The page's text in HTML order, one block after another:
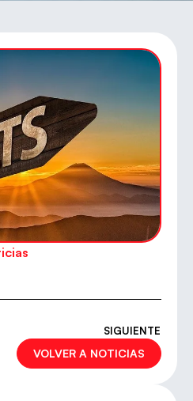
SIGUIENTE
VOLVER A NOTICIAS